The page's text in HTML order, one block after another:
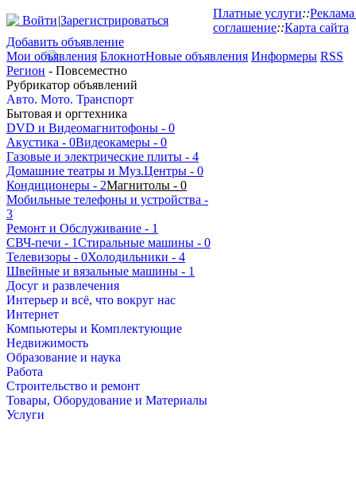
Войти|Зарегистрироваться
Платные услуги::
соглашение::Карта сайта
Добавить объявление
Мои объявления БлокнотНовые объявления Информеры RSS
Регион - Повсеместно
Рубрикатор объявлений
Авто. Мото. Транспорт
Бытовая и оргтехника
DVD и Видеомагнитофоны - 0
Акустика - 0Видеокамеры - 0
Газовые и электрические плиты - 4
Домашние театры и Муз.Центры - 0
Кондиционеры - 2Магнитолы - 0
Мобильные телефоны и устройства -
3
Ремонт и Обслуживание - 1
СВЧ-печи - 1Стиральные машины - 0
Телевизоры - 0Холодильники - 4
Швейные и вязальные машины - 1
Досуг и развлечения
Интерьер и всё, что вокруг нас
Интернет
Компьютеры и Комплектующие
Недвижимость
Образование и наука
Работа
Строительство и ремонт
Товары, Оборудование и Материалы
Услуги